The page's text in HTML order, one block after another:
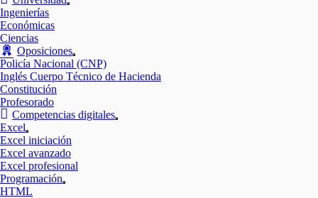
Mostrar
Ingenierías
Económicas
Ciencias
Oposiciones
Mostrar
el
submenú
Policía Nacional (CNP)
Inglés Cuerpo Técnico de Hacienda
Constitución
Profesorado
Competencias digitales
Mostrar
Excel
Mostrar
el
submenú
Excel iniciación
Excel avanzado
Excel profesional
Programación
Mostrar
HTML